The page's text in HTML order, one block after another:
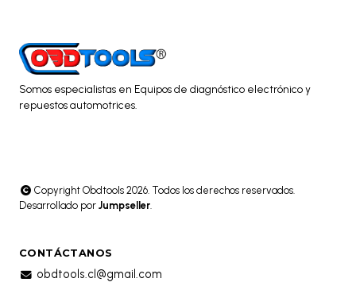
Somos especialistas en Equipos de diagnóstico electrónico y
repuestos automotrices.
Copyright Obdtools 2026. Todos los derechos reservados.
Desarrollado por Jumpseller.
CONTÁCTANOS
obdtools.cl@gmail.com